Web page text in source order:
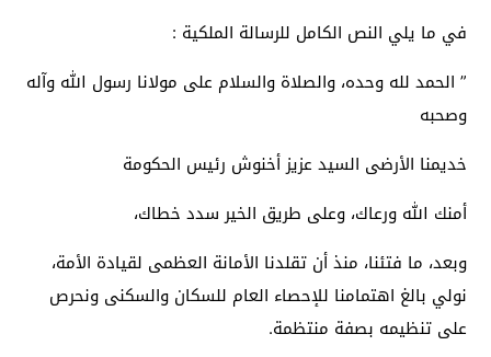
في ما يلي النص الكامل للرسالة الملكية :
” الحمد لله وحده، والصلاة والسلام على مولانا رسول الله وآله
وصحبه
خديمنا الأرضى السيد عزيز أخنوش رئيس الحكومة
أمنك الله ورعاك، وعلى طريق الخير سدد خطاك،
وبعد، ما فتئنا، منذ أن تقلدنا الأمانة العظمى لقيادة الأمة،
نولي بالغ اهتمامنا للإحصاء العام للسكان والسكنى ونحرص
على تنظيمه بصفة منتظمة.